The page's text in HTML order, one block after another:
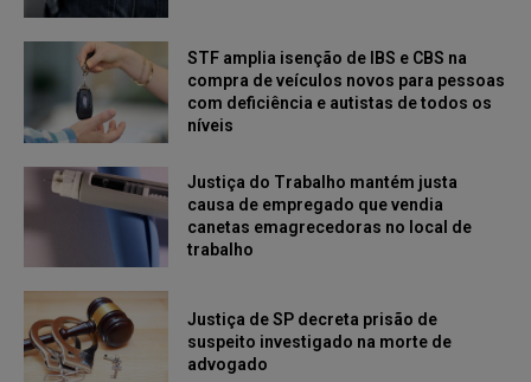
STF amplia isenção de IBS e CBS na
compra de veículos novos para pessoas
com deficiência e autistas de todos os
níveis
Justiça do Trabalho mantém justa
causa de empregado que vendia
canetas emagrecedoras no local de
trabalho
Justiça de SP decreta prisão de
suspeito investigado na morte de
advogado